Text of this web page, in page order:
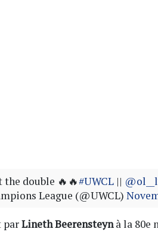
the double 🔥🔥#UWCL||
League (@UWCL)
parLineth Beerensteynà la 80e